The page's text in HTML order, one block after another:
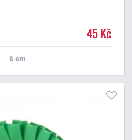
45 Kč
8 cm